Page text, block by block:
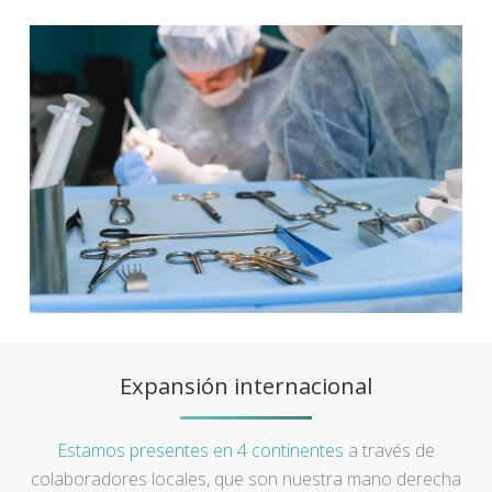
Expansión internacional
Estamos presentes en 4 continentes a través de
colaboradores locales, que son nuestra mano derecha